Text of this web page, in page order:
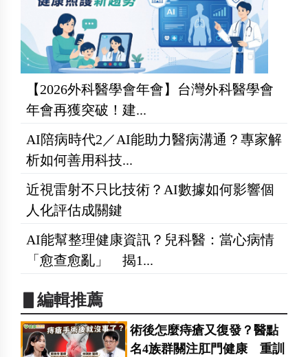
【2026外科醫學會年會】台灣外科醫學會
年會再獲突破！建...
AI陪病時代2／AI能助力醫病溝通？專家解
析如何善用科技...
近視雷射不只比技術？AI數據如何影響個
人化評估成關鍵
AI能幫整理健康資訊？兒科醫：當心病情
「愈查愈亂」 揭1...
▋編輯推薦
術後怎麼痔瘡又復發？醫點
名4族群關注肛門健康 重訓